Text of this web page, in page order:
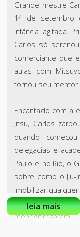
Grande mestre
14 de setembro
infância agitada.
Carlos só
comerciante que
aulas com
tornou seu mentor
Encantado com a
Jitsu, Carlos
quando
delegacias e
Paulo e no Rio, o
sobre como o
imobilizar
mínimo de
leia mais